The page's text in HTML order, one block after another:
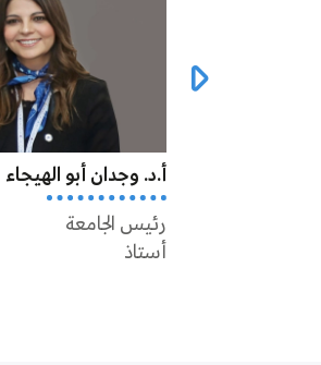
أ.د. وجدان أبو الهيجاء
رئيس الجامعة
أستاذ